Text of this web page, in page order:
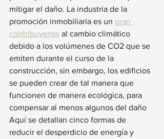
mitigar el daño. La industria de la
promoción inmobiliaria es un gran
contribuyente al cambio climático
debido a los volúmenes de CO2 que se
emiten durante el curso de la
construcción, sin embargo, los edificios
se pueden crear de tal manera que
funcionen de manera ecológica, para
compensar al menos algunos del daño
Aquí se detallan cinco formas de
reducir el desperdicio de energía y